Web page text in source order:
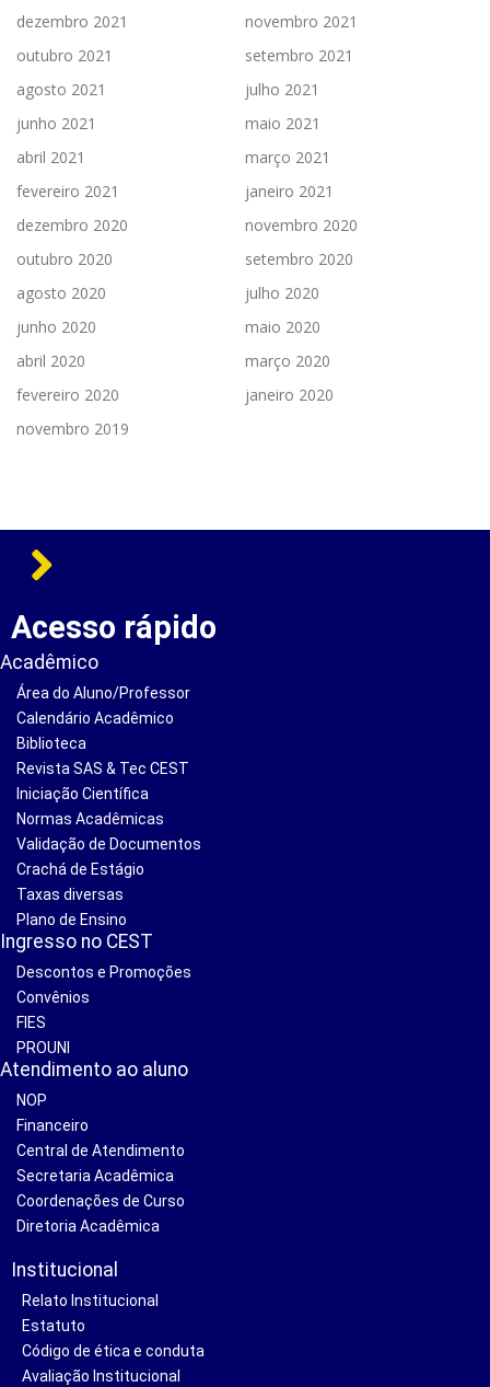
dezembro 2021
novembro 2021
outubro 2021
setembro 2021
agosto 2021
julho 2021
junho 2021
maio 2021
abril 2021
março 2021
fevereiro 2021
janeiro 2021
dezembro 2020
novembro 2020
outubro 2020
setembro 2020
agosto 2020
julho 2020
junho 2020
maio 2020
abril 2020
março 2020
fevereiro 2020
janeiro 2020
novembro 2019
Acesso rápido
Acadêmico
Área do Aluno/Professor
Calendário Acadêmico
Biblioteca
Revista SAS & Tec CEST
Iniciação Científica
Normas Acadêmicas
Validação de Documentos
Crachá de Estágio
Taxas diversas
Plano de Ensino
Ingresso no CEST
Descontos e Promoções
Convênios
FIES
PROUNI
Atendimento ao aluno
NOP
Financeiro
Central de Atendimento
Secretaria Acadêmica
Coordenações de Curso
Diretoria Acadêmica
Institucional
Relato Institucional
Estatuto
Código de ética e conduta
Avaliação Institucional